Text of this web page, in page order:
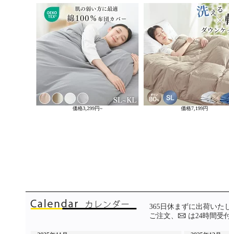
価格3,299円~ 価格7,199円